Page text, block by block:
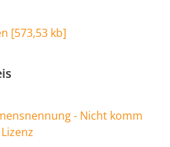
[573,53 kb]
- Nicht komm